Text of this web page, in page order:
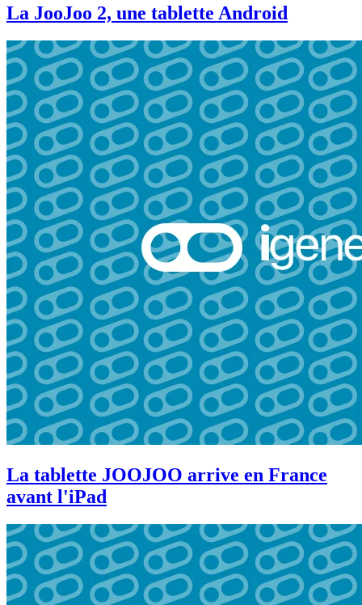
La JooJoo 2, une tablette Android
La tablette JOOJOO arrive en France
avant l'iPad